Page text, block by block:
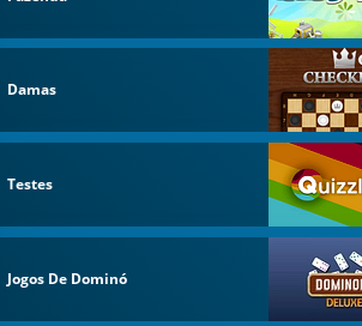
Damas
Testes
Jogos De Dominó